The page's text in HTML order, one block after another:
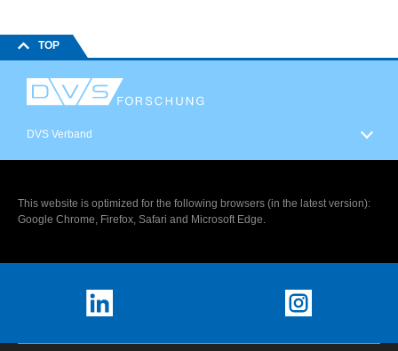
TOP
DVS Verband
This website is optimized for the following browsers (in the latest version):
Google Chrome, Firefox, Safari and Microsoft Edge.